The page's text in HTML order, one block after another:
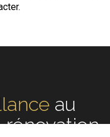
cœur de